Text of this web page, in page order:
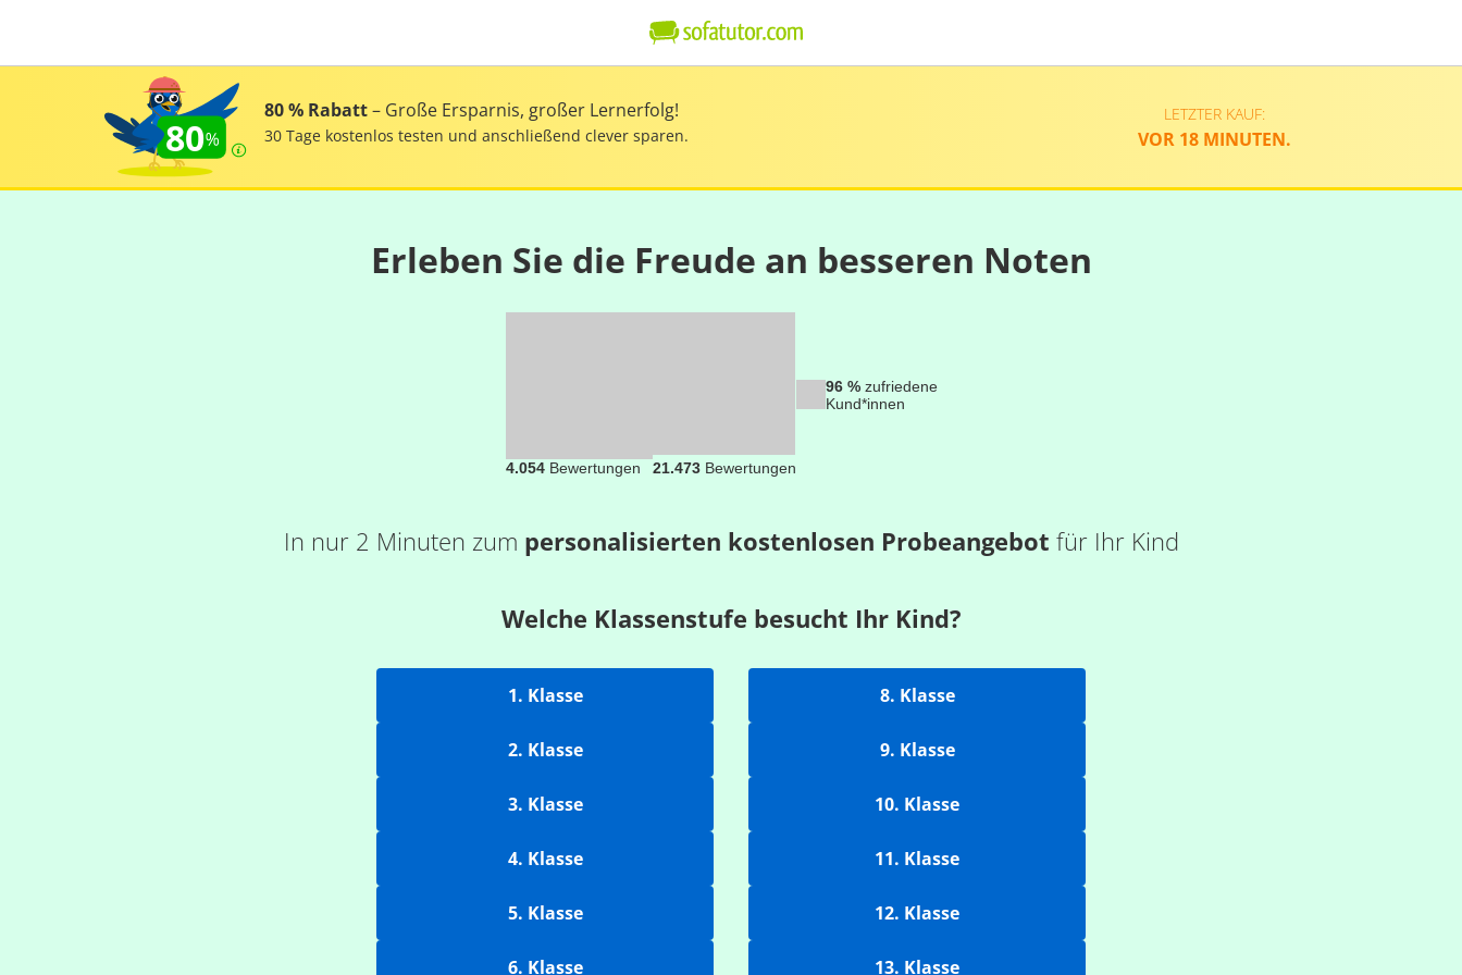
80
80 % Rabatt– Große Ersparnis, großer Lernerfolg!
30 Tage kostenlos testen und anschließend clever sparen.
LETZTER KAUF:
VOR 18 MINUTEN.
Erleben Sie die Freude an besseren Noten
4.054Bewertungen 21.473Bewertungen
96 %zufriedene
Kund*innen
In nur 2 Minuten zum personalisierten kostenlosen Probeangebot für Ihr Kind
Welche Klassenstufe besucht Ihr Kind?
1. Klasse
2. Klasse
3. Klasse
4. Klasse
5. Klasse
6. Klasse
8. Klasse
9. Klasse
10. Klasse
11. Klasse
12. Klasse
13. Klasse